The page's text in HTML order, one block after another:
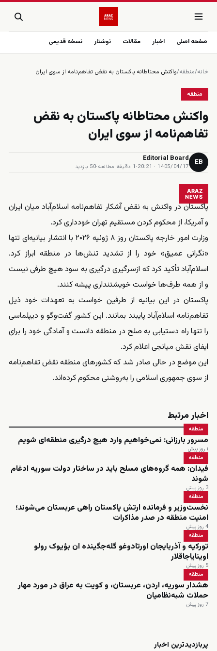
صفحه اصلی اخبار مقالات نوشتار نسخه قدیمی
خانه/منطقه/واکنش محتاطانه پاکستان به نقض تفاهم‌نامه از سوی ایران
منطقه
واکنش محتاطانه پاکستان به نقض
تفاهم‌نامه از سوی ایران
EB
Editorial Board
1405/04/17 · 20:21
·1 دقیقه مطالعه ·50 بازدید
ARAZ
NEWS
پاکستان در واکنش به نقض آشکار تفاهم‌نامه اسلام‌آباد میان ایران
و آمریکا، از محکوم کردن مستقیم تهران خودداری کرد.
وزارت امور خارجه پاکستان روز ۸ ژوئیه ۲۰۲۶ با انتشار بیانیه‌ای تنها
«نگرانی عمیق» خود را از تشدید تنش‌ها در منطقه ابراز کرد.
اسلام‌آباد تأکید کرد که ازسرگیری درگیری به سود هیچ طرفی نیست
و از همه طرف‌ها خواست خویشتنداری پیشه کنند.
پاکستان در این بیانیه از طرفین خواست به تعهدات خود ذیل
تفاهم‌نامه اسلام‌آباد پایبند بمانند. این کشور گفت‌وگو و دیپلماسی
را تنها راه دستیابی به صلح در منطقه دانست و آمادگی خود را برای
ایفای نقش میانجی اعلام کرد.
این موضع در حالی صادر شد که کشورهای منطقه نقض تفاهم‌نامه
از سوی جمهوری اسلامی را به‌روشنی محکوم کرده‌اند.
اخبار مرتبط
منطقه
مسرور بارزانی: نمی‌خواهیم وارد هیچ درگیری منطقه‌ای شویم
۱ روز پیش
منطقه
فیدان: همه گروه‌های مسلح باید در ساختار دولت سوریه ادغام
شوند
3 روز پیش
منطقه
نخست‌وزیر و فرمانده ارتش پاکستان راهی عربستان می‌شوند؛
امنیت منطقه در صدر مذاکرات
4 روز پیش
منطقه
تورکیه و آذربایجان اورتادوغو گله‌جگینده ان بؤیوک رولو
اوینایاجاقلار
5 روز پیش
منطقه
هشدار سوریه، اردن، عربستان، و کویت به عراق در مورد مهار
حملات شبه‌نظامیان
7 روز پیش
پربازدیدترین اخبار